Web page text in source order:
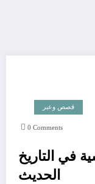
قصص وعبر
0 Comments
في التاريخ
الحديث